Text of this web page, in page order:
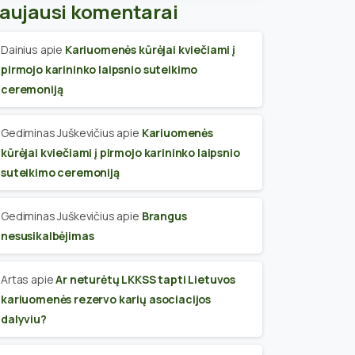
komentarai
Dainius apie Kariuomenės kūrėjai kviečiami į
pirmojo karininko laipsnio suteikimo
ceremoniją
Gediminas Juškevičius apie Kariuomenės
kūrėjai kviečiami į pirmojo karininko laipsnio
suteikimo ceremoniją
Gediminas Juškevičius apie Brangus
nesusikalbėjimas
Artas apieAr neturėtų LKKSS tapti Lietuvos
kariuomenės rezervo karių asociacijos
dalyviu?